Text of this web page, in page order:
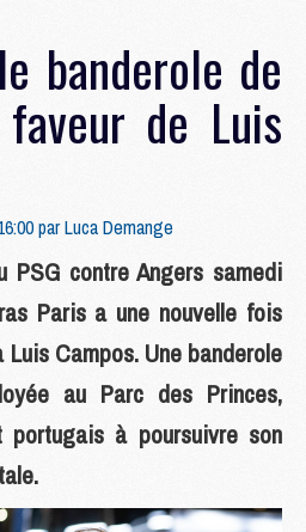
banderole de
de Luis
parLuca Demange
contre Angers samedi
Paris a une nouvelle fois
Campos. Une banderole
au Parc des Princes,
à poursuivre son